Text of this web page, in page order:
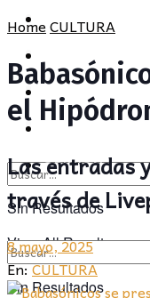
CULTURA
OPINIÓN
Sin Resultados
View All Result
PROVINCIA
POLÍTICA
SOCIEDAD
CULTURA
OPINIÓN
Sin Resultados
HomeCULTURA
el
Las entradas
través de
8 mayo, 2025
En:CULTURA